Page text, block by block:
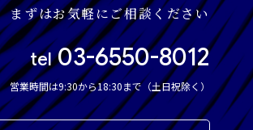
まずはお気軽にご相談ください
tel03-6550-8012
営業時間は9:30から18:30まで（土日祝除く）